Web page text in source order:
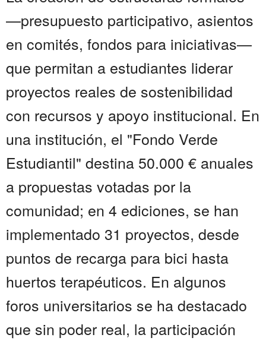
—presupuesto participativo, asientos
en comités, fondos para iniciativas—
que permitan a estudiantes liderar
proyectos reales de sostenibilidad
con recursos y apoyo institucional. En
una institución, el "Fondo Verde
Estudiantil" destina 50.000 € anuales
a propuestas votadas por la
comunidad; en 4 ediciones, se han
implementado 31 proyectos, desde
puntos de recarga para bici hasta
huertos terapéuticos. En algunos
foros universitarios se ha destacado
que sin poder real, la participación